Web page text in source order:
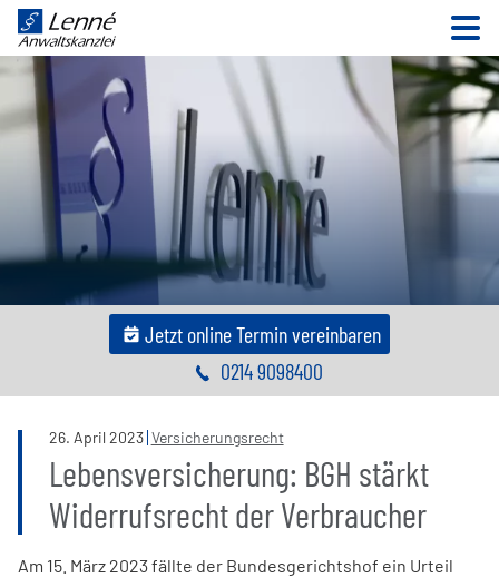
Jetzt online Termin vereinbaren
0214 9098400
26. April 2023 Versicherungsrecht
Lebensversicherung: BGH stärkt
Widerrufsrecht der Verbraucher
Am 15. März 2023 fällte der Bundesgerichtshof ein Urteil